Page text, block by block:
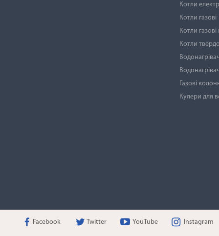
Котли
Котли газові
Котли
Котли
Газові
Кулери для
Facebook Twitter YouTube Instagram